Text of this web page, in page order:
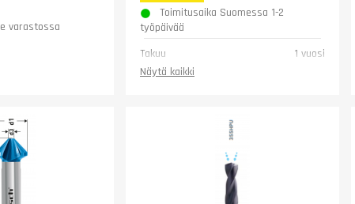
varastossa
Toimitusaika Suomessa 1-2
työpäivää
Takuu
1 vuosi
Näytä kaikki